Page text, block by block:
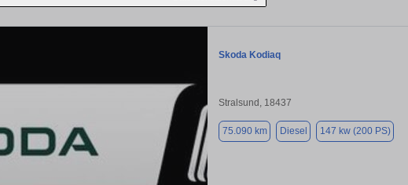
Skoda Kodiaq
Stralsund, 18437
75.090 km Diesel 147 kw (200 PS)